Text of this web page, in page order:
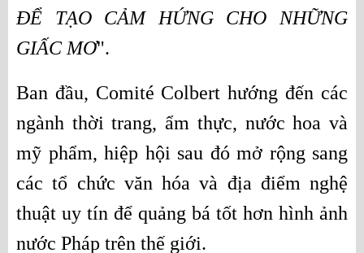
ĐỂ TẠO CẢM HỨNG CHO NHỮNG
GIẤC MƠ".
Ban đầu, Comité Colbert hướng đến các
ngành thời trang, ẩm thực, nước hoa và
mỹ phẩm, hiệp hội sau đó mở rộng sang
các tổ chức văn hóa và địa điểm nghệ
thuật uy tín để quảng bá tốt hơn hình ảnh
nước Pháp trên thế giới.